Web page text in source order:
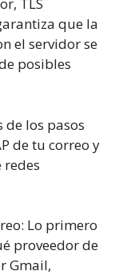
que la
el servidor se
posibles
de los pasos
de tu correo y
Lo primero
proveedor de
Gmail,